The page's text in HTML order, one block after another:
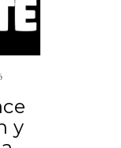
y